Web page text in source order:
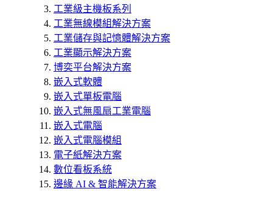
工業級主機板系列
工業無線模組解決方案
工業儲存與記憶體解決方案
工業顯示解決方案
博奕平台解決方案
嵌入式軟體
嵌入式單板電腦
嵌入式無風扇工業電腦
嵌入式電腦
嵌入式電腦模組
電子紙解決方案
數位看板系統
邊緣 AI & 智能解決方案